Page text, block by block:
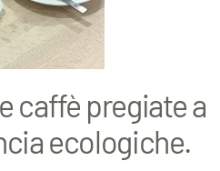
caffè pregiate a
ecologiche.